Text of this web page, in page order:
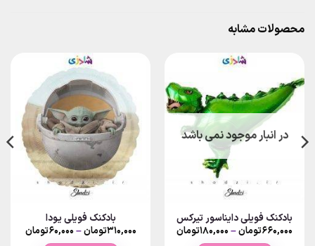
محصولات مشابه
در انبار موجود نمی باشد
بادکنک فویلی دایناسور تیرکس
۶۶۰,۰۰۰تومان–۱۸۰,۰۰۰تومانPrice
بادکنک فویلی یودا
۳۱۰,۰۰۰تومان–۶۰,۰۰۰تومانPrice